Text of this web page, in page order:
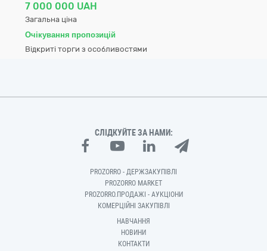
7 000 000 UAH
Загальна ціна
Очікування пропозицій
Відкриті торги з особливостями
СЛІДКУЙТЕ ЗА НАМИ:
PROZORRO - ДЕРЖЗАКУПІВЛІ
PROZORRO MARKET
PROZORRO.ПРОДАЖІ - АУКЦІОНИ
КОМЕРЦІЙНІ ЗАКУПІВЛІ
НАВЧАННЯ
НОВИНИ
КОНТАКТИ